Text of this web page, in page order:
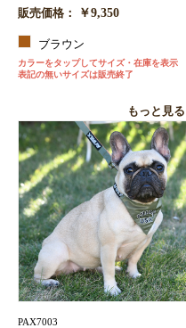
販売価格： ￥9,350
ブラウン
カラーをタップしてサイズ・在庫を表示
表記の無いサイズは販売終了
もっと見る
PAX7003